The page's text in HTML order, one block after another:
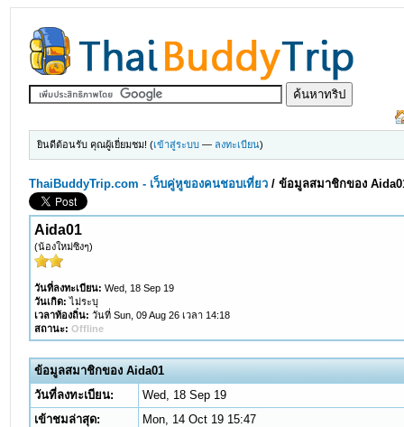
ยินดีต้อนรับ คุณผู้เยี่ยมชม! (เข้าสู่ระบบ — ลงทะเบียน)
ThaiBuddyTrip.com - เว็บคู่หูของคนชอบเที่ยว /ข้อมูลสมาชิกของ
Aida01
(น้องใหม่ซิงๆ)
วันที่ลงทะเบียน: Wed, 18 Sep 19
วันเกิด: ไม่ระบุ
เวลาท้องถิ่น: วันที่ Sun, 09 Aug 26 เวลา 14:18
สถานะ: Offline
ข้อมูลสมาชิกของ Aida01
วันที่ลงทะเบียน:
Wed, 18 Sep 19
เข้าชมล่าสุด:
Mon, 14 Oct 19 15:47